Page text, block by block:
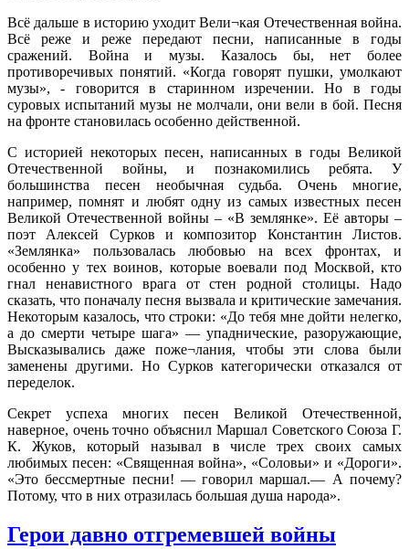
Всё дальше в историю уходит Вели¬кая Отечественная война.
Всё реже и реже передают песни, написанные в годы
сражений. Война и музы. Казалось бы, нет более
противоречивых понятий. «Когда говорят пушки, умолкают
музы», - говорится в старинном изречении. Но в годы
суровых испытаний музы не молчали, они вели в бой. Песня
на фронте становилась особенно действенной.
С историей некоторых песен, написанных в годы Великой
Отечественной войны, и познакомились ребята. У
большинства песен необычная судьба. Очень многие,
например, помнят и любят одну из самых известных песен
Великой Отечественной войны – «В землянке». Её авторы –
поэт Алексей Сурков и композитор Константин Листов.
«Землянка» пользовалась любовью на всех фронтах, и
особенно у тех воинов, которые воевали под Москвой, кто
гнал ненавистного врага от стен родной столицы. Надо
сказать, что поначалу песня вызвала и критические замечания.
Некоторым казалось, что строки: «До тебя мне дойти нелегко,
а до смерти четыре шага» — упаднические, разоружающие,
Высказывались даже поже¬лания, чтобы эти слова были
заменены другими. Но Сурков категорически отказался от
переделок.
Секрет успеха многих песен Великой Отечественной,
наверное, очень точно объяснил Маршал Советского Союза Г.
К. Жуков, который называл в числе трех своих самых
любимых песен: «Священная война», «Соловьи» и «Дороги».
«Это бессмертные песни! — говорил маршал.— А почему?
Потому, что в них отразилась большая душа народа».
Герои давно отгремевшей войны